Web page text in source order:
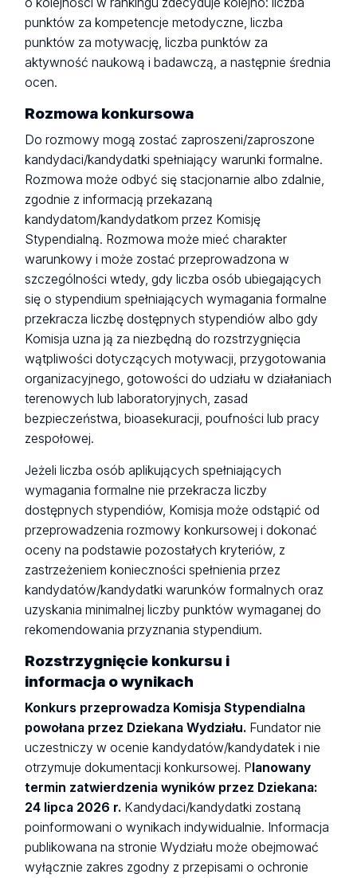
punktów za kompetencje metodyczne, liczba
punktów za motywację, liczba punktów za
aktywność naukową i badawczą, a następnie średnia
ocen.
Rozmowa konkursowa
Do rozmowy mogą zostać zaproszeni/zaproszone
kandydaci/kandydatki spełniający warunki formalne.
Rozmowa może odbyć się stacjonarnie albo zdalnie,
zgodnie z informacją przekazaną
kandydatom/kandydatkom przez Komisję
Stypendialną. Rozmowa może mieć charakter
warunkowy i może zostać przeprowadzona w
szczególności wtedy, gdy liczba osób ubiegających
się o stypendium spełniających wymagania formalne
przekracza liczbę dostępnych stypendiów albo gdy
Komisja uzna ją za niezbędną do rozstrzygnięcia
wątpliwości dotyczących motywacji, przygotowania
organizacyjnego, gotowości do udziału w działaniach
terenowych lub laboratoryjnych, zasad
bezpieczeństwa, bioasekuracji, poufności lub pracy
zespołowej.
Jeżeli liczba osób aplikujących spełniających
wymagania formalne nie przekracza liczby
dostępnych stypendiów, Komisja może odstąpić od
przeprowadzenia rozmowy konkursowej i dokonać
oceny na podstawie pozostałych kryteriów, z
zastrzeżeniem konieczności spełnienia przez
kandydatów/kandydatki warunków formalnych oraz
uzyskania minimalnej liczby punktów wymaganej do
rekomendowania przyznania stypendium.
Rozstrzygnięcie konkursu i
informacja o wynikach
Konkurs przeprowadza Komisja Stypendialna
powołana przez Dziekana Wydziału. Fundator nie
uczestniczy w ocenie kandydatów/kandydatek i nie
otrzymuje dokumentacji konkursowej. Planowany
termin zatwierdzenia wyników przez Dziekana:
24 lipca 2026 r. Kandydaci/kandydatki zostaną
poinformowani o wynikach indywidualnie. Informacja
publikowana na stronie Wydziału może obejmować
wyłącznie zakres zgodny z przepisami o ochronie